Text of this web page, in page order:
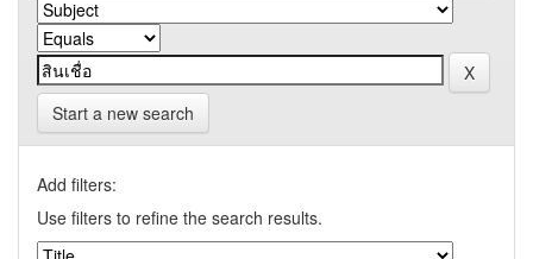
Start a new search
Add filters:
Use filters to refine the search results.